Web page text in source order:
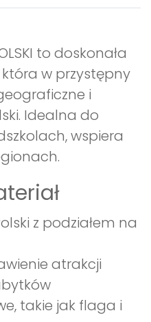
to doskonała
w przystępny
i
Idealna do
wspiera
z podziałem na
atrakcji
takie jak flaga i